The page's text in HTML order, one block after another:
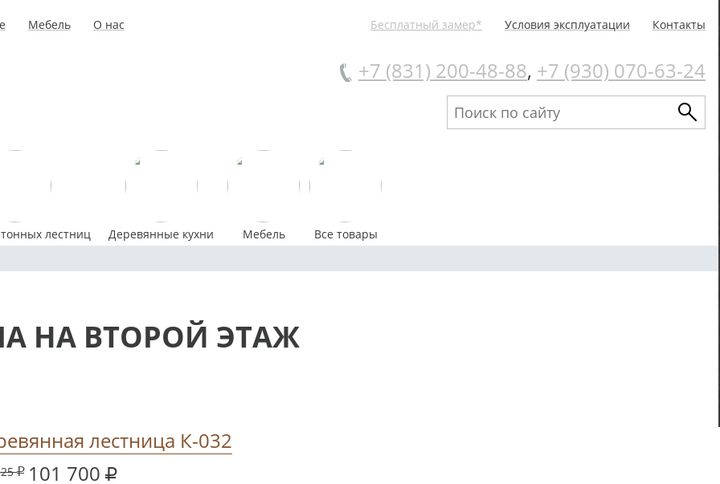
+7 (831) 200-48-88, +7 (930) 070-63-24
Мебель О нас Бесплатный замер* Условия эксплуатации Контакты
лестниц Деревянные кухни Мебель Все товары
НА ВТОРОЙ ЭТАЖ
лестница К-032
101 700